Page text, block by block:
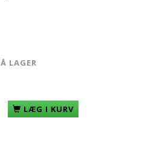
LAGER
LÆG I KURV